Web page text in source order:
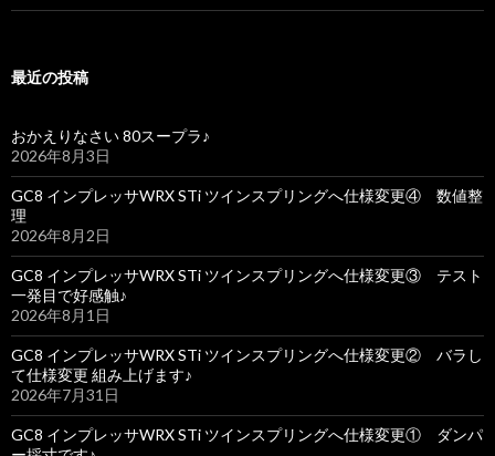
最近の投稿
おかえりなさい 80スープラ♪
2026年8月3日
GC8 インプレッサWRX STi ツインスプリングへ仕様変更④ 数値整
理
2026年8月2日
GC8 インプレッサWRX STi ツインスプリングへ仕様変更③ テスト
一発目で好感触♪
2026年8月1日
GC8 インプレッサWRX STi ツインスプリングへ仕様変更② バラし
て仕様変更 組み上げます♪
2026年7月31日
GC8 インプレッサWRX STi ツインスプリングへ仕様変更① ダンパ